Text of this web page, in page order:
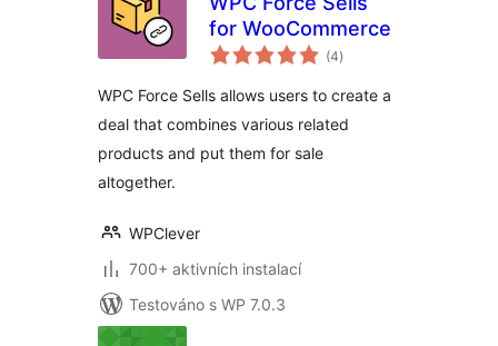
for WooCommerce
(4celkové
hodnocení
)
WPC Force Sells allows users to create a
deal that combines various related
products and put them for sale
altogether.
WPClever
700+ aktivních instalací
Testováno s WP 7.0.3